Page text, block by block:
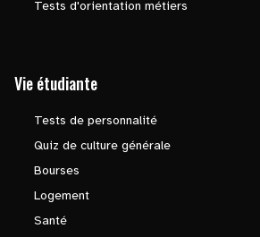
Tests d'orientation métiers
Vie étudiante
Tests de personnalité
Quiz de culture générale
Bourses
Logement
Santé